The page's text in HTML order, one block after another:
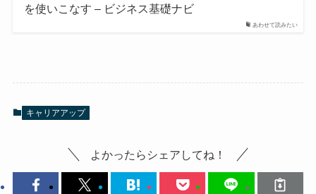
あわせて読みたい
を使いこなす – ビジネス基礎ナビ
キャリアアップ
よかったらシェアしてね！